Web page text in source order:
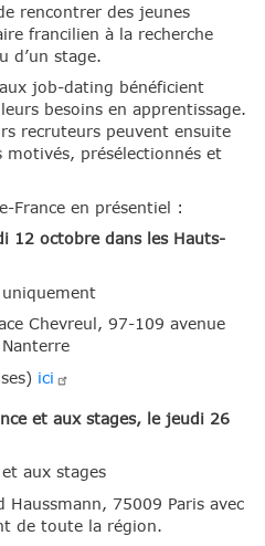
rencontrer des jeunes
francilien à la recherche
d’un stage.
job-dating bénéficient
besoins en apprentissage.
recruteurs peuvent ensuite
présélectionnés et
France en présentiel :
12 octobre dans les Hauts-
uniquement
Chevreul, 97-109 avenue
ici
et aux stages, le jeudi 26
aux stages
Haussmann, 75009 Paris avec
de toute la région.